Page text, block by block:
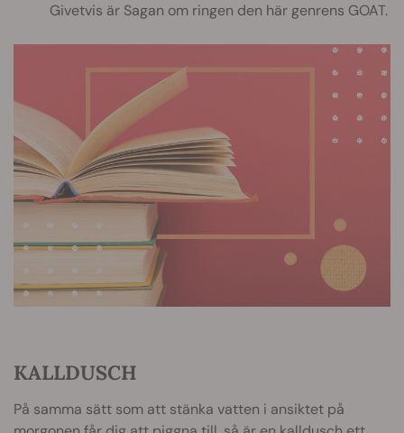
Givetvis är Sagan om ringen den här genrens GOAT.
KALLDUSCH
På samma sätt som att stänka vatten i ansiktet på